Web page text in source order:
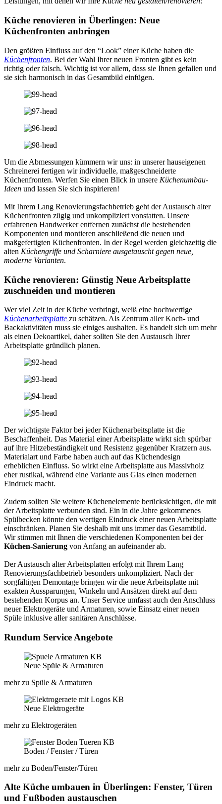
Küche renovieren in Überlingen: Neue
Küchenfronten anbringen
Den größten Einfluss auf den “Look” einer Küche haben die
Küchenfronten. Bei der Wahl Ihrer neuen Fronten gibt es kein
richtig oder falsch. Wichtig ist vor allem, dass sie Ihnen gefallen und
sie sich harmonisch in das Gesamtbild einfügen.
Um die Abmessungen kümmern wir uns: in unserer hauseigenen
Schreinerei fertigen wir individuelle, maßgeschneiderte
Küchenfronten. Werfen Sie einen Blick in unsere Küchenumbau-
Ideen und lassen Sie sich inspirieren!
Mit Ihrem Lang Renovierungsfachbetrieb geht der Austausch alter
Küchenfronten zügig und unkompliziert vonstatten. Unsere
erfahrenen Handwerker entfernen zunächst die bestehenden
Komponenten und montieren anschließend die neuen und
maßgefertigten Küchenfronten. In der Regel werden gleichzeitig die
alten Küchengriffe und Scharniere ausgetauscht gegen neue,
moderne Varianten.
Küche renovieren: Günstig Neue Arbeitsplatte
zuschneiden und montieren
Wer viel Zeit in der Küche verbringt, weiß eine hochwertige
Küchenarbeitsplatte zu schätzen. Als Zentrum aller Koch- und
Backaktivitäten muss sie einiges aushalten. Es handelt sich um mehr
als einen Dekoartikel, daher sollten Sie den Austausch Ihrer
Arbeitsplatte gründlich planen.
Der wichtigste Faktor bei jeder Küchenarbeitsplatte ist die
Beschaffenheit. Das Material einer Arbeitsplatte wirkt sich spürbar
auf ihre Hitzebeständigkeit und Resistenz gegenüber Kratzern aus.
Materialart und Farbe haben auch auf das Küchendesign
erheblichen Einfluss. So wirkt eine Arbeitsplatte aus Massivholz
eher rustikal, während eine Variante aus Glas einen modernen
Eindruck macht.
Zudem sollten Sie weitere Küchenelemente berücksichtigen, die mit
der Arbeitsplatte verbunden sind. Ein in die Jahre gekommenes
Spülbecken könnte den wertigen Eindruck einer neuen Arbeitsplatte
einschränken. Planen Sie deshalb mit uns immer das Gesamtbild.
Wir stimmen mit Ihnen die verschiedenen Komponenten bei der
Küchen-Sanierung von Anfang an aufeinander ab.
Der Austausch alter Arbeitsplatten erfolgt mit Ihrem Lang
Renovierungsfachbetrieb besonders unkompliziert. Nach der
sorgfältigen Demontage bringen wir die neue Arbeitsplatte mit
exakten Aussparungen, Winkeln und Ansätzen direkt auf dem
bestehenden Korpus an. Unser Service umfasst auch den Anschluss
neuer Elektrogeräte und Armaturen, sowie Einsatz einer neuen
Spüle inklusive aller sanitären Anschlüsse.
Rundum Service Angebote
Neue Spüle & Armaturen
mehr zu Spüle & Armaturen
Neue Elektrogeräte
mehr zu Elektrogeräten
Boden / Fenster / Türen​
mehr zu Boden/Fenster/Türen​
Alte Küche umbauen in Überlingen: Fenster, Türen
und Fußboden austauschen